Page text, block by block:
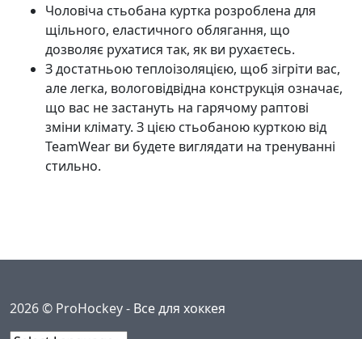
Чоловіча стьобана куртка розроблена для
щільного, еластичного облягання, що
дозволяє рухатися так, як ви рухаєтесь.
З достатньою теплоізоляцією, щоб зігріти вас,
але легка, вологовідвідна конструкція означає,
що вас не застануть на гарячому раптові
зміни клімату. З цією стьобаною курткою від
TeamWear ви будете виглядати на тренуванні
стильно.
2026 © ProHockey - Все для хоккея